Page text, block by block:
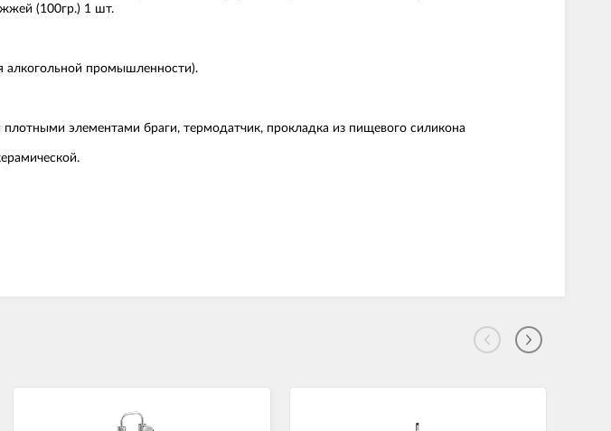
(100гр.) 1 шт.
алкогольной промышленности).
элементами браги, термодатчик, прокладка из пищевого силикона